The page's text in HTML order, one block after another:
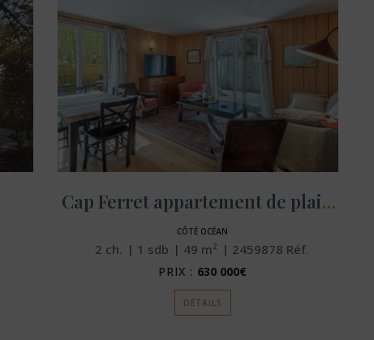
Cap Ferret appartement de plain-pied
CÔTÉ OCÉAN
2 ch. 1 sdb 49 m² 2459878 Réf.
PRIX : 630 000€
DÉTAILS